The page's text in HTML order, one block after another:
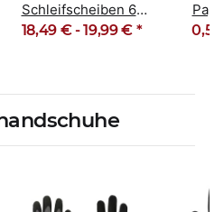
Schleifscheiben 6-
Loch Korn 40-600
18,49 € -19,99 € *
RED